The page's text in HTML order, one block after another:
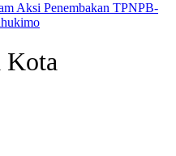
Aksi Penembakan TPNPB-
Kota